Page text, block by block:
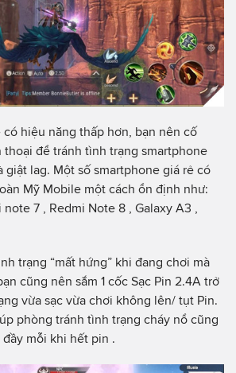
hiệu năng thấp hơn, bạn nên cố
thoại để tránh tình trạng smartphone
giật lag. Một số smartphone giá rẻ có
Mỹ Mobile một cách ổn định như:
7 , Redmi Note 8 , Galaxy A3 ,
trạng “mất hứng” khi đang chơi mà
cũng nên sắm 1 cốc Sạc Pin 2.4A trở
vừa sạc vừa chơi không lên/ tụt Pin.
phòng tránh tình trạng cháy nổ cũng
mỗi khi hết pin .